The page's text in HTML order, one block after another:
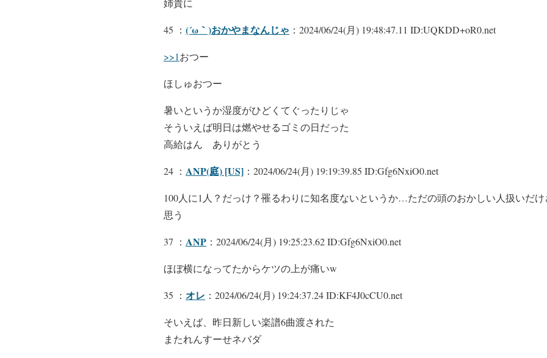
姉貴に
45 ： (´ω｀)おかやまなんじゃ ：2024/06/24(月) 19:48:47.11 ID:UQKDD+oR0.net
>>1おつー
ほしゅおつー
暑いというか湿度がひどくてぐったりじゃ
そういえば明日は燃やせるゴミの日だった
高給はん ありがとう
24 ： ANP(庭) [US] ：2024/06/24(月) 19:19:39.85 ID:Gfg6NxiO0.net
100人に1人？だっけ？罹るわりに知名度ないというか…ただの頭のおかしい人扱いだ
思う
37 ： ANP ：2024/06/24(月) 19:25:23.62 ID:Gfg6NxiO0.net
ほぼ横になってたからケツの上が痛いw
35 ： オレ ：2024/06/24(月) 19:24:37.24 ID:KF4J0cCU0.net
そいえば、昨日新しい楽譜6曲渡された
またれんすーせネバダ